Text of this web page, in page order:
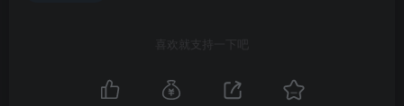
喜欢就支持一下吧